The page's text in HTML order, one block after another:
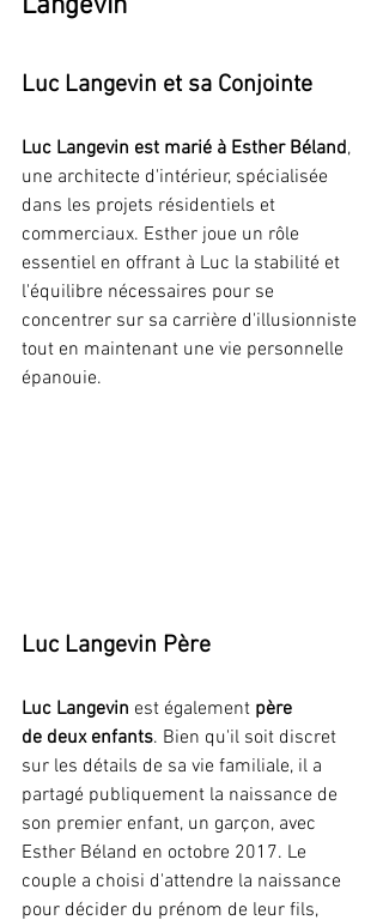
Luc Langevin et sa Conjointe
Luc Langevin est marié à Esther Béland,
une architecte d'intérieur, spécialisée
dans les projets résidentiels et
commerciaux. Esther joue un rôle
essentiel en offrant à Luc la stabilité et
l'équilibre nécessaires pour se
concentrer sur sa carrière d'illusionniste
tout en maintenant une vie personnelle
épanouie.
Luc Langevin Père
Luc Langevin est également père
de deux enfants. Bien qu'il soit discret
sur les détails de sa vie familiale, il a
partagé publiquement la naissance de
son premier enfant, un garçon, avec
Esther Béland en octobre 2017. Le
couple a choisi d'attendre la naissance
pour décider du prénom de leur fils,